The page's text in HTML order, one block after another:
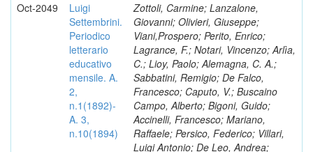
Oct-2049
Luigi
Settembrini.
Periodico
letterario
educativo
mensile. A.
2,
n.1(1892)-
A. 3,
n.10(1894)
Zottoli, Carmine; Lanzalone,
Giovanni; Olivieri, Giuseppe;
Viani,Prospero; Perito, Enrico;
Lagrance, F.; Notari, Vincenzo; Arlìa,
C.; Lioy, Paolo; Alemagna, C. A.;
Sabbatini, Remigio; De Falco,
Francesco; Caputo, V.; Buscaino
Campo, Alberto; Bigoni, Guido;
Accinelli, Francesco; Mariano,
Raffaele; Persico, Federico; Villari,
Luigi Antonio; De Leo, Andrea;